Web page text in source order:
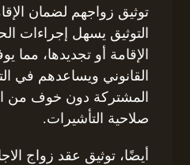
توثيق زواجهم لضمان
التوثيق يسهل إجراءات
الإقامة أو تجديدها، مما
القانوني ويساعدهم في
المشتركة دون خوف من
صلاحية التأشيرات.
أيضًا، توثيق عقد زواج